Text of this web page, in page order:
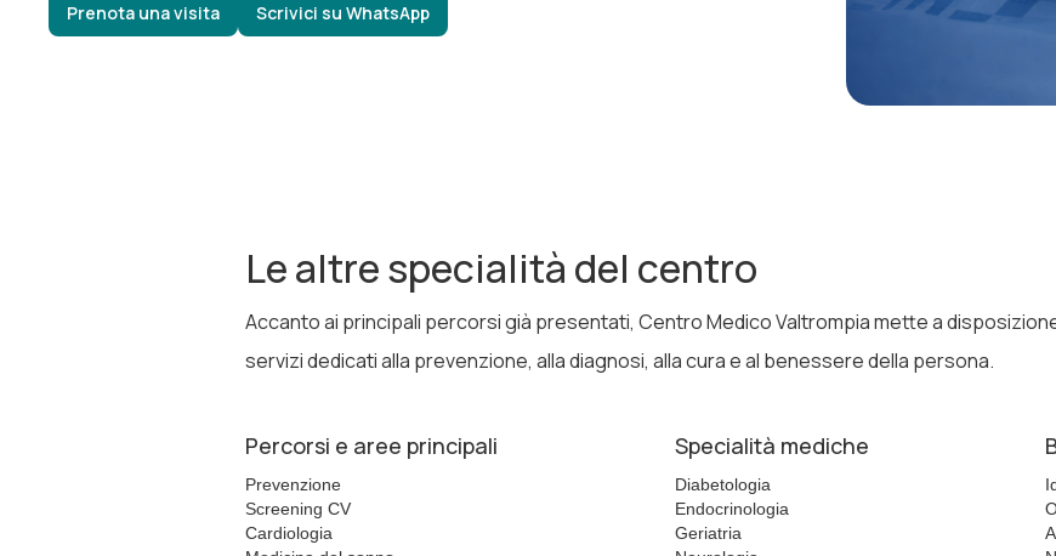
Prenota una visita Scrivici su WhatsApp
Le altre specialità del centro
Accanto ai principali percorsi già presentati, Centro Medico Valtrompia mette a
servizi dedicati alla prevenzione, alla diagnosi, alla cura e al benessere della persona.
Percorsi e aree principali
Prevenzione
Screening CV
Cardiologia
Specialità mediche
Diabetologia
Endocrinologia
Geriatria